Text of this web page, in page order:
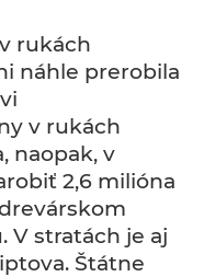
rukách
náhle prerobila
v rukách
naopak, v
2,6 milióna
V stratách je aj
Štátne